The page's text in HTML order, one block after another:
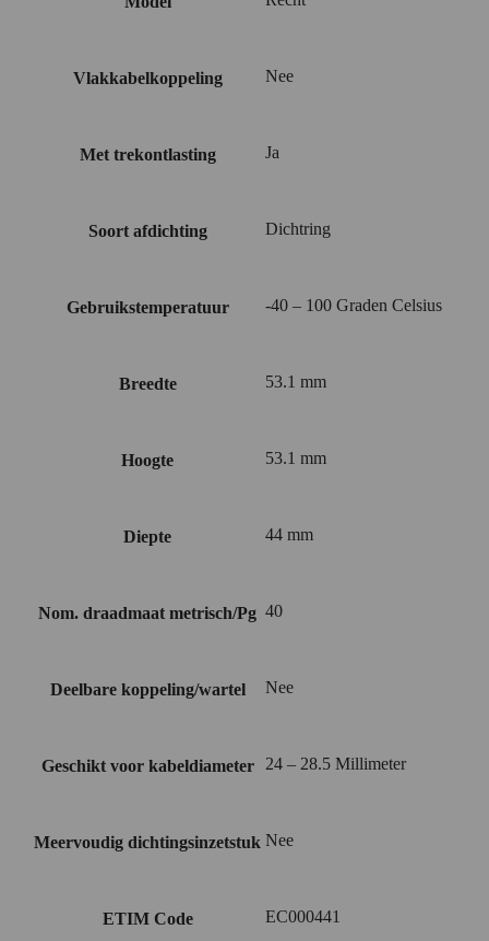
Vlakkabelkoppeling Nee
Met trekontlasting Ja
Soort afdichting Dichtring
Gebruikstemperatuur -40 – 100 Graden Celsius
Breedte 53.1 mm
Hoogte 53.1 mm
Diepte 44 mm
Nom. draadmaat metrisch/Pg 40
Deelbare koppeling/wartel Nee
Geschikt voor kabeldiameter 24 – 28.5 Millimeter
Meervoudig dichtingsinzetstuk Nee
ETIM Code EC000441